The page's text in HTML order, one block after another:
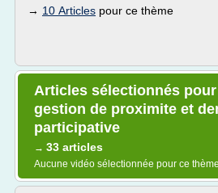
→ 10 Articles pour ce thème
Articles sélectionnés
gestion de proximite et
participative
→ 33 articles
Aucune vidéo sélectionnée pour ce thème